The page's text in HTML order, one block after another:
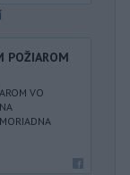
POŽIAROM
VO